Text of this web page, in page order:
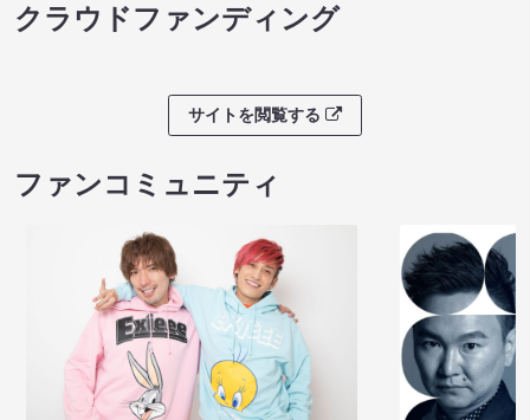
クラウドファンディング
サイトを閲覧する
ファンコミュニティ